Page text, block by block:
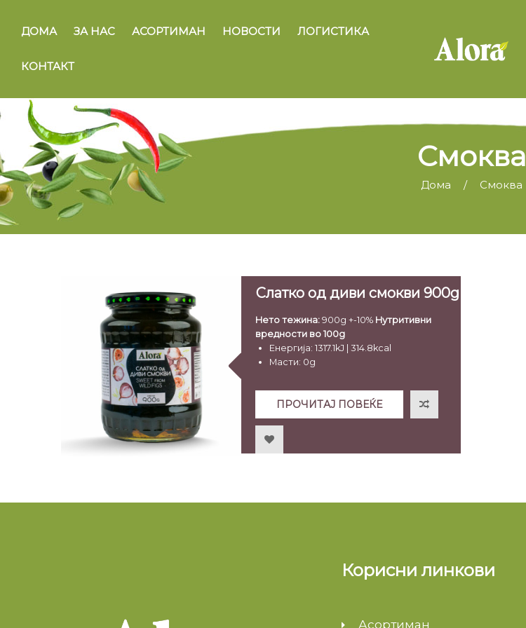
ДОМА ЗА НАС АСОРТИМАН НОВОСТИ ЛОГИСТИКА
КОНТАКТ
Смоква
Дома Смоква
Слатко од диви смокви 900g
Нето тежина:900g +-10% Нутритивни
вредности во 100g
Енергија: 1317.1kJ | 314.8kcal
Масти: 0g
Шеќери: 77g
Протеини: 1.2g
Сол: 0g
ПРОЧИТАЈ ПОВЕЌЕ
Корисни линкови
Асортиман